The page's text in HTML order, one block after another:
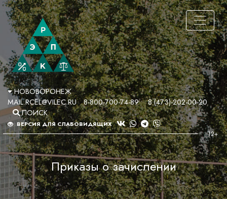
НОВОВОРОНЕЖ
MAIL.RCEL@VILEC.RU
8-800-700-74-89
8 (473)-202-00-20
ПОИСК
ВЕРСИЯ ДЛЯ СЛАБОВИДЯЩИХ
Приказы о зачислении